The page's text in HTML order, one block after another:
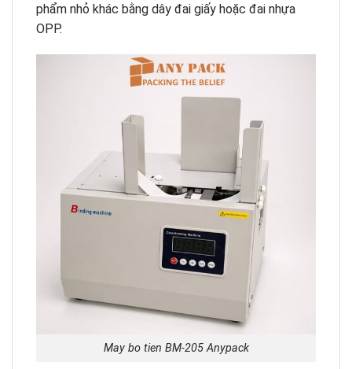
phẩm nhỏ khác bằng dây đai giấy hoặc đai nhựa
OPP.
May bo tien BM-205 Anypack